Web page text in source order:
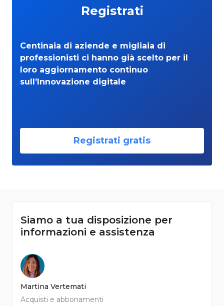
Registrati
Centinaia di aziende e migliaia di
professionisti ci hanno già scelto per il
loro aggiornamento continuo
sull’Innovazione digitale
Registrati gratis
Siamo a tua disposizione per
informazioni e assistenza
Martina Vertemati
Acquisti e abbonamenti